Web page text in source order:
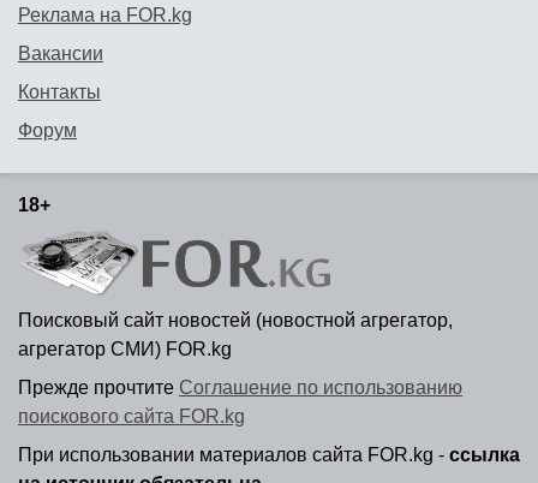
Реклама на FOR.kg
Вакансии
Контакты
Форум
18+
Поисковый сайт новостей (новостной агрегатор,
агрегатор СМИ) FOR.kg
Прежде прочтите Соглашение по использованию
поискового сайта FOR.kg
При использовании материалов сайта FOR.kg - ссылка